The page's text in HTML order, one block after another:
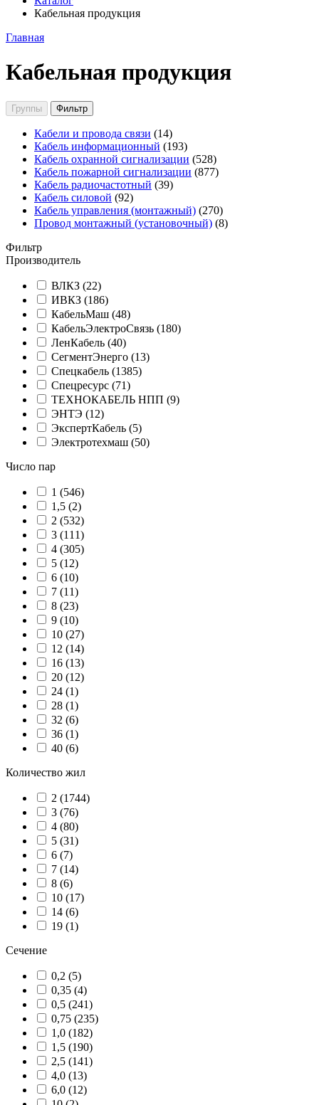
Кабельная продукция
Главная
Кабельная продукция
Группы Фильтр
Кабели и провода связи (14)
Кабель информационный (193)
Кабель охранной сигнализации (528)
Кабель пожарной сигнализации (877)
Кабель радиочастотный (39)
Кабель силовой (92)
Кабель управления (монтажный) (270)
Провод монтажный (установочный) (8)
Фильтр
Производитель
ВЛКЗ (22)
ИВКЗ (186)
КабельМаш (48)
КабельЭлектроСвязь (180)
ЛенКабель (40)
СегментЭнерго (13)
Спецкабель (1385)
Спецресурс (71)
ТЕХНОКАБЕЛЬ НПП (9)
ЭНТЭ (12)
ЭкспертКабель (5)
Электротехмаш (50)
Число пар
1 (546)
1,5 (2)
2 (532)
3 (111)
4 (305)
5 (12)
6 (10)
7 (11)
8 (23)
9 (10)
10 (27)
12 (14)
16 (13)
20 (12)
24 (1)
28 (1)
32 (6)
36 (1)
40 (6)
Количество жил
2 (1744)
3 (76)
4 (80)
5 (31)
6 (7)
7 (14)
8 (6)
10 (17)
14 (6)
19 (1)
Сечение
0,2 (5)
0,35 (4)
0,5 (241)
0,75 (235)
1,0 (182)
1,5 (190)
2,5 (141)
4,0 (13)
6,0 (12)